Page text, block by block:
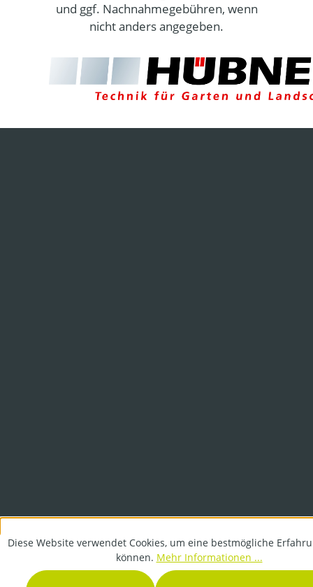
und ggf. Nachnahmegebühren, wenn
nicht anders angegeben.
Diese Website verwendet Cookies, um eine bestmögliche
können. Mehr Informationen ...